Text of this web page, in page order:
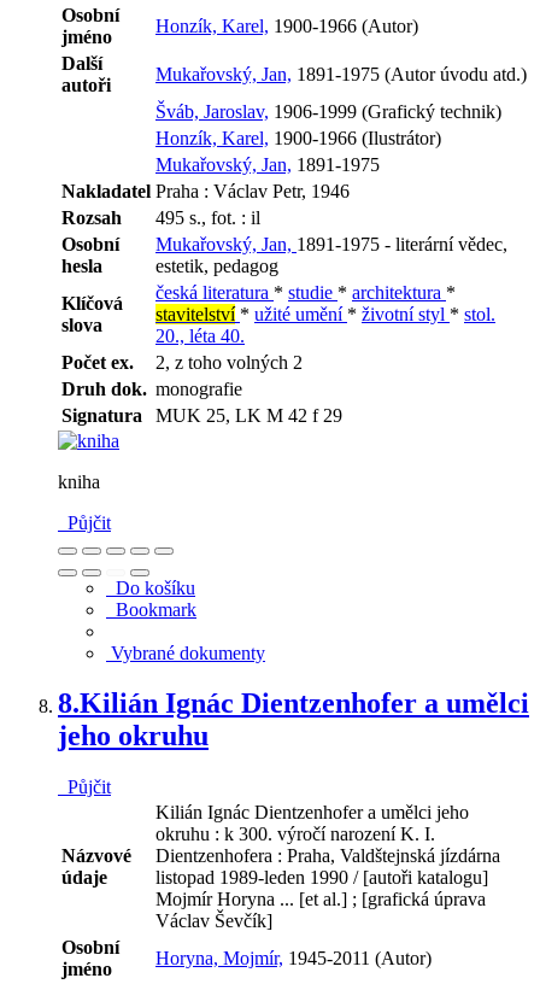
Osobní
jméno
Honzík, Karel, 1900-1966 (Autor)
Další
autoři
Mukařovský, Jan, 1891-1975 (Autor úvodu atd.)
Šváb, Jaroslav, 1906-1999 (Grafický technik)
Honzík, Karel, 1900-1966 (Ilustrátor)
Mukařovský, Jan, 1891-1975
Nakladatel Praha : Václav Petr, 1946
Rozsah
495 s., fot. : il
Osobní
hesla
Mukařovský, Jan, 1891-1975 - literární vědec,
estetik, pedagog
Klíčová
slova
česká literatura * studie * architektura *
stavitelství * užité umění * životní styl * stol.
20., léta 40.
Počet ex.
2, z toho volných 2
Druh dok. monografie
Signatura
MUK 25, LK M 42 f 29
kniha
Půjčit
Do košíku
Bookmark
Vybrané dokumenty
8.Kilián Ignác Dientzenhofer a umělci
jeho okruhu
Půjčit
Názvové
údaje
Kilián Ignác Dientzenhofer a umělci jeho
okruhu : k 300. výročí narození K. I.
Dientzenhofera : Praha, Valdštejnská jízdárna
listopad 1989-leden 1990 / [autoři katalogu]
Mojmír Horyna ... [et al.] ; [grafická úprava
Václav Ševčík]
Osobní
jméno
Horyna, Mojmír, 1945-2011 (Autor)